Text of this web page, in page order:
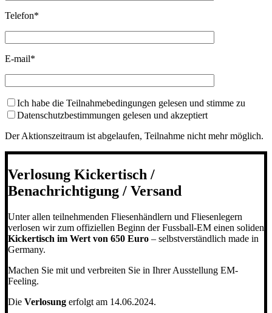
Telefon*
E-mail*
Ich habe die Teilnahmebedingungen gelesen und stimme zu
Datenschutzbestimmungen gelesen und akzeptiert
Der Aktionszeitraum ist abgelaufen, Teilnahme nicht mehr möglich.
Verlosung Kickertisch /
Benachrichtigung / Versand
Unter allen teilnehmenden Fliesenhändlern und Fliesenlegern
verlosen wir zum offiziellen Beginn der Fussball-EM einen soliden
Kickertisch im Wert von 650 Euro – selbstverständlich made in
Germany.
Machen Sie mit und verbreiten Sie in Ihrer Ausstellung EM-
Feeling.
Die Verlosung erfolgt am 14.06.2024.